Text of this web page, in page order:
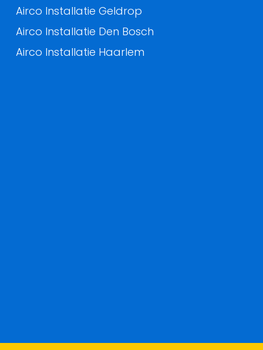
Airco Installatie Geldrop
Airco Installatie Den Bosch
Airco Installatie Haarlem